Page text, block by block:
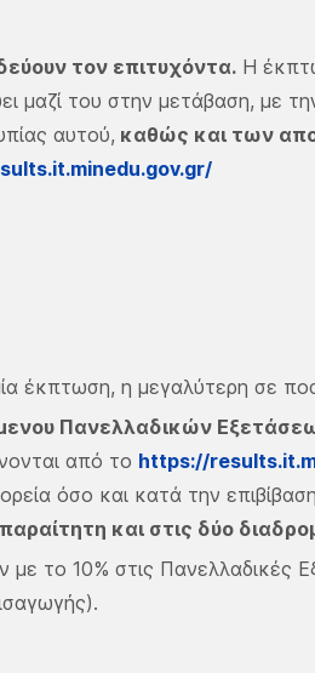
τον επιτυχόντα. Η
μαζί του στην μετάβαση, με
αυτού, καθώς και των
έκπτωση, η μεγαλύτερη σε
Πανελλαδικών
από το https://
όσο και κατά την
και στις δύο
το 10% στις Πανελλαδικές